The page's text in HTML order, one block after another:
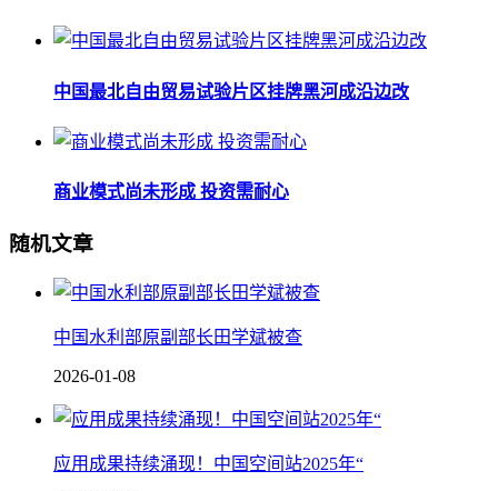
中国最北自由贸易试验片区挂牌黑河成沿边改
商业模式尚未形成 投资需耐心
随机文章
中国水利部原副部长田学斌被查
2026-01-08
应用成果持续涌现！中国空间站2025年“